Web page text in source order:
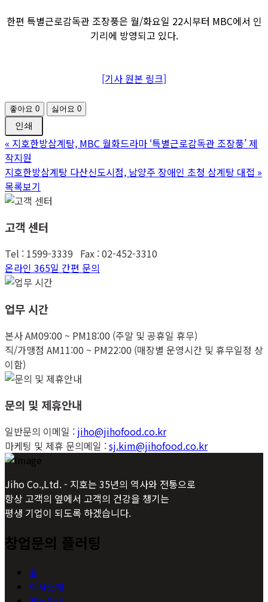
한편 특별근로감독관 조장풍은 월/화요일 22시부터 MBC에서 인
기리에 방영되고 있다.
[기사 원본 링크]
좋아요 0 싫어요 0
인쇄
« 지호한방삼계탕, MBC 월화드라마 ‘특별근로감독관 조장풍’ 제
작지원
지호한방삼계탕 다산신도시점, 남양주 장애인 초청 삼계탕 대접 »
목록보기
고객 센터
Tel : 1599-3339 Fax : 02-452-3310
온라인 365일 간편 문의
업무 시간
본사 AM09:00 ~ PM18:00 (주말 및 공휴일 휴무)
직/가맹점 AM11:00 ~ PM22:00 (매장별 운영시간 및 휴무일정 상
이함)
문의 및 제휴안내
일반문의 이메일 : jiho@jihofood.co.kr
마케팅 및 제휴 문의메일 :sj.kim@jihofood.co.kr
Jiho Co.,Ltd. - 지호는 35년의 역사와 전통으로
항상 고객의 옆에서 고객의 건강을 챙기는
평생 기업이 되도록 하겠습니다.
창업문의 플러팅
홈
회사소개